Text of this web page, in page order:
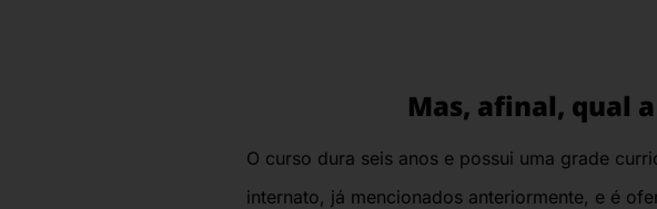
Mas, afinal, qual
O curso dura seis anos e possui uma grade
internato, já mencionados anteriormente, e é